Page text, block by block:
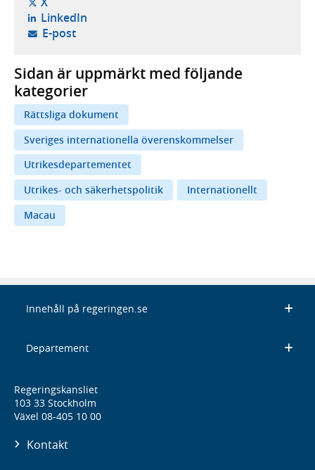
LinkedIn- öppnas i ny flik, extern webbplats,
E-post- öppnar din e-postklient,
Sidan är uppmärkt med följande
kategorier
Rättsliga dokument
Sveriges internationella överenskommelser
Utrikesdepartementet
Utrikes- och säkerhetspolitik
Internationellt
Macau
Innehåll på regeringen.se
Departement
Regeringskansliet
103 33 Stockholm
Växel 08-405 10 00
Kontakt